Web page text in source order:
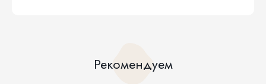
Рекомендуем